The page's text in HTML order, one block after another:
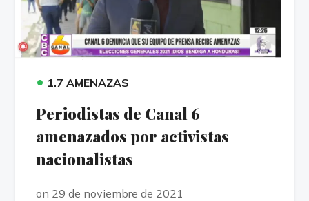
• 1.7 AMENAZAS
Periodistas de Canal 6
amenazados por activistas
nacionalistas
on 29 de noviembre de 2021